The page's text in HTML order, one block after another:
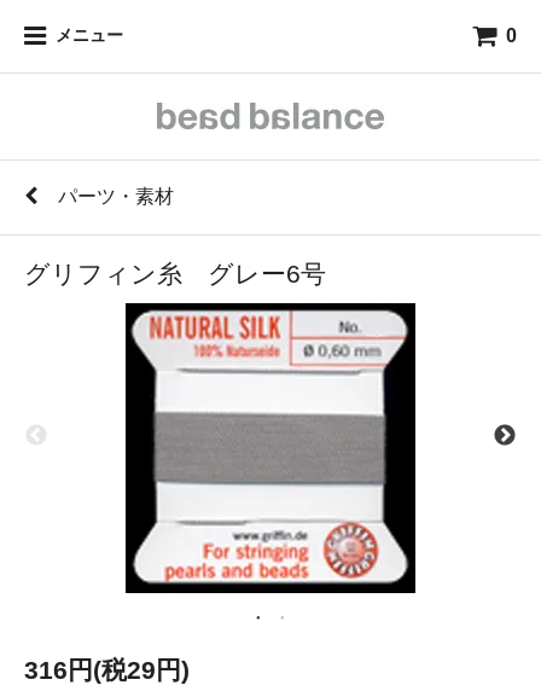
メニュー 0
パーツ・素材
グリフィン糸 グレー6号
316円(税29円)